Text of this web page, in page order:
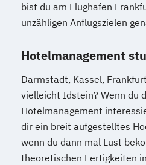
bist du am Flughafen
unzähligen Anflugszielen
Hotelmanagement
Darmstadt, Kassel,
vielleicht Idstein? Wenn du
Hotelmanagement
dir ein breit aufgestelltes
wenn du dann mal Lust
theoretischen Fertigkeiten